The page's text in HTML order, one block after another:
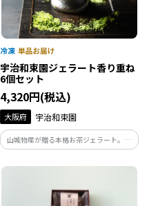
宇治和束園ジェラート香り重ね
6個セット
4,320円(税込)
大阪府 宇治和束園
山城物産が贈る本格お茶ジェラート。宇
治抹茶や浅炒りほうじ茶、ほうじシナモ
ンなど、茶葉の香りと素材が調和した“お
2個のセット